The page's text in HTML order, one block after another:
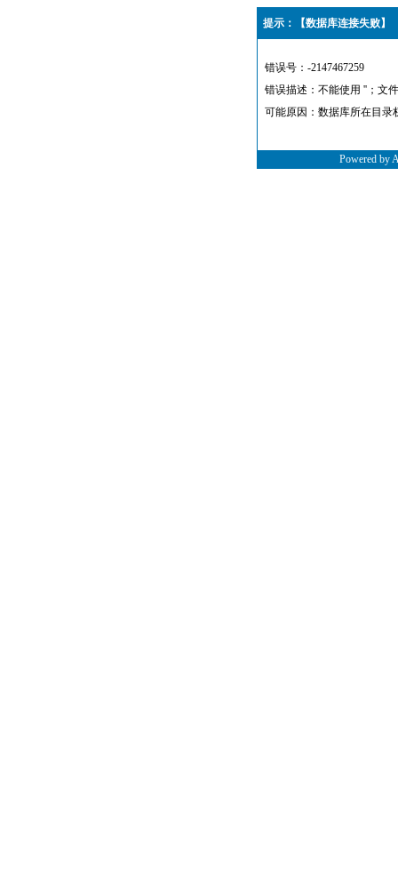
提示：【数据库连接失败】
错误号：-2147467259
错误描述：不能使用 ''；文
可能原因：数据库所在目录
Powered by